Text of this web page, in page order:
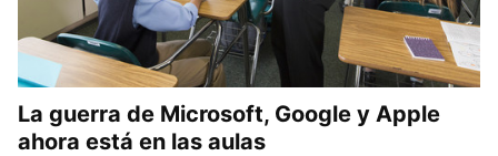
La guerra de Microsoft, Google y Apple
ahora está en las aulas